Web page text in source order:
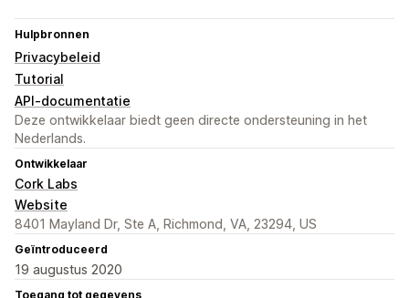
Hulpbronnen
Privacybeleid
Tutorial
API-documentatie
Deze ontwikkelaar biedt geen directe ondersteuning in het
Nederlands.
Ontwikkelaar
Cork Labs
Website
8401 Mayland Dr, Ste A, Richmond, VA, 23294, US
Geïntroduceerd
19 augustus 2020
Toegang tot gegevens